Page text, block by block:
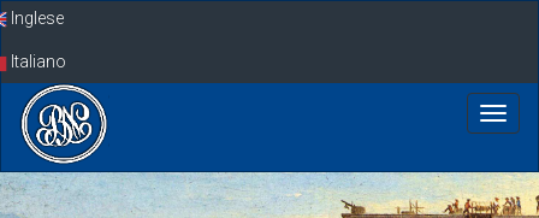
SkipInglese
Italiano